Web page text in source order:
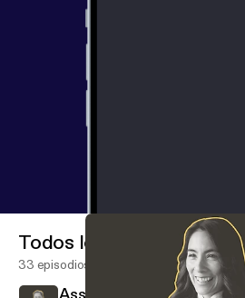
Todos los episodios
33 episodios